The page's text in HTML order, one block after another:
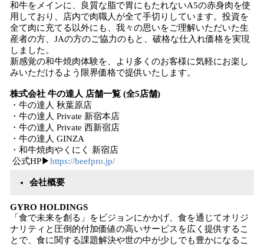
和牛をメインに、良質な脂で胃にもたれないA5の赤身肉を使
用しており、店内で肉職人が全て手切りしています。投資を
全て肉に充てる以外にも、我々の思いをご理解いただいた生
産者の方、JAの方のご協力のもと、破格な仕入れ価格を実現
しました。
新感覚の和牛焼肉体験を、より多くのお客様に気軽にお楽し
みいただけるよう限界価格で提供いたします。
株式会社 牛の達人 店舗一覧 (全5店舗)
・牛の達人 秋葉原店
・牛の達人 Private 新宿本店
・牛の達人 Private 西新宿店
・牛の達人 GINZA
・和牛焼肉やくにく 新宿店
公式HP▶https://beefpro.jp/
会社概要
GYRO HOLDINGS
「食で未来を創る」をビジョンにかかげ、食を通じてオリジ
ナリティと圧倒的付加価値の高いサービスを広く提供するこ
とで、食に関する課題解決や世の中が少しでも豊かになるこ